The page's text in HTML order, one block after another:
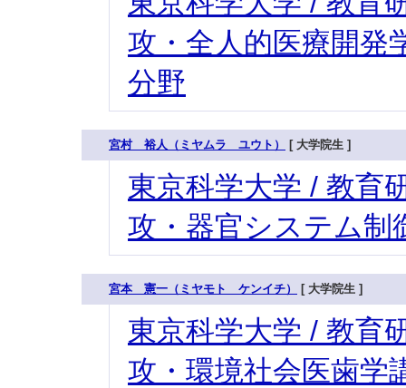
攻・全人的医療開発
分野
宮村 裕人（ミヤムラ ユウト） [ 大学院生 ]
東京科学大学 / 教育
攻・器官システム制
宮本 憲一（ミヤモト ケンイチ） [ 大学院生 ]
東京科学大学 / 教育
攻・環境社会医歯学